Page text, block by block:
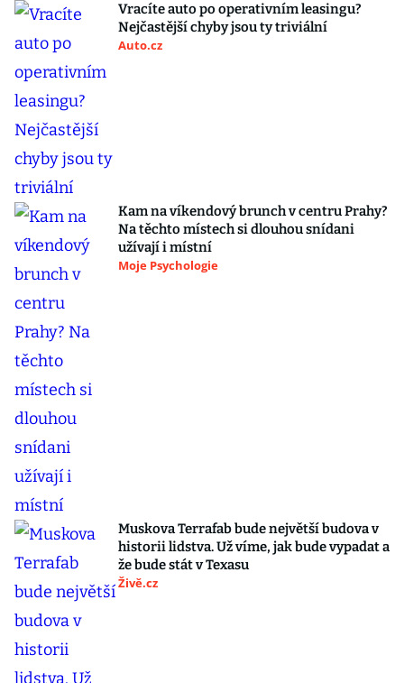
Vracíte auto po operativním leasingu?
Nejčastější chyby jsou ty triviální
Auto.cz
Kam na víkendový brunch v centru Prahy?
Na těchto místech si dlouhou snídani
užívají i místní
Moje Psychologie
Muskova Terrafab bude největší budova v
historii lidstva. Už víme, jak bude vypadat a
že bude stát v Texasu
Živě.cz